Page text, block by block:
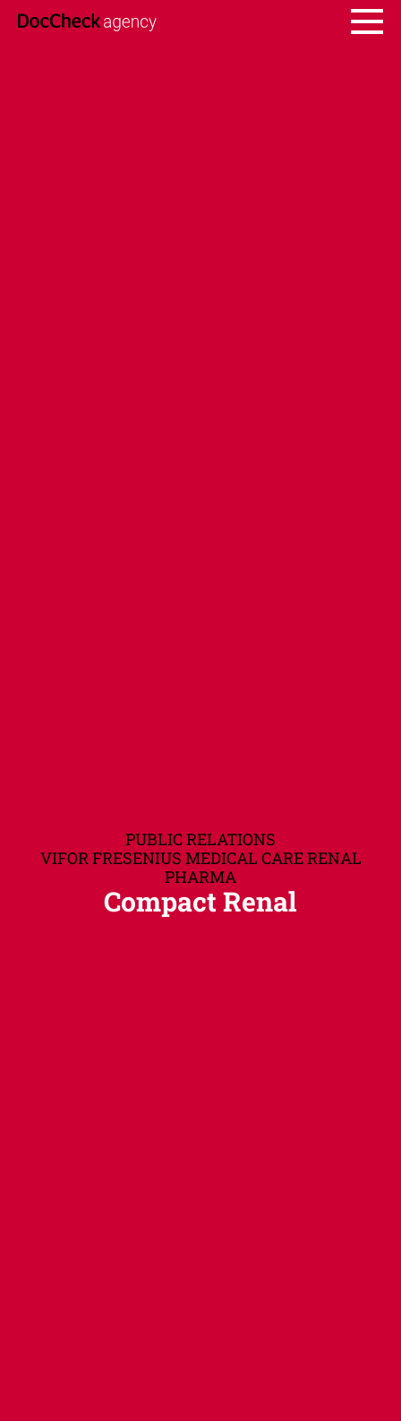
PUBLIC RELATIONS
VIFOR FRESENIUS MEDICAL CARE RENAL
PHARMA
Compact Renal